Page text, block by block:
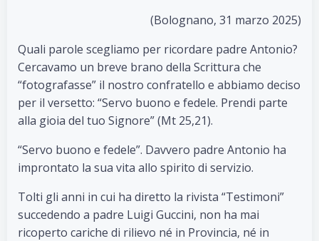
(Bolognano, 31 marzo 2025)
Quali parole scegliamo per ricordare padre Antonio?
Cercavamo un breve brano della Scrittura che
“fotografasse” il nostro confratello e abbiamo deciso
per il versetto: “Servo buono e fedele. Prendi parte
alla gioia del tuo Signore” (Mt 25,21).
“Servo buono e fedele”. Davvero padre Antonio ha
improntato la sua vita allo spirito di servizio.
Tolti gli anni in cui ha diretto la rivista “Testimoni”
succedendo a padre Luigi Guccini, non ha mai
ricoperto cariche di rilievo né in Provincia, né in